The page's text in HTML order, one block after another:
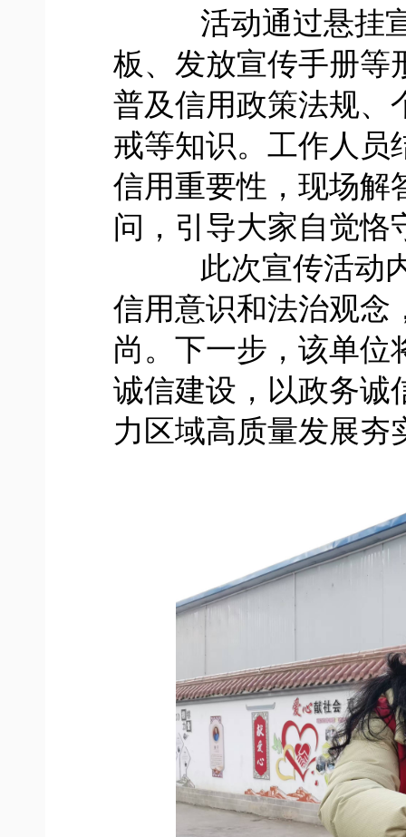
活动通过悬挂宣
板、发放宣传手册等
普及信用政策法规、
戒等知识。工作人员
信用重要性，现场解
问，引导大家自觉恪
此次宣传活动内
信用意识和法治观念
尚。下一步，该单位
诚信建设，以政务诚
力区域高质量发展夯